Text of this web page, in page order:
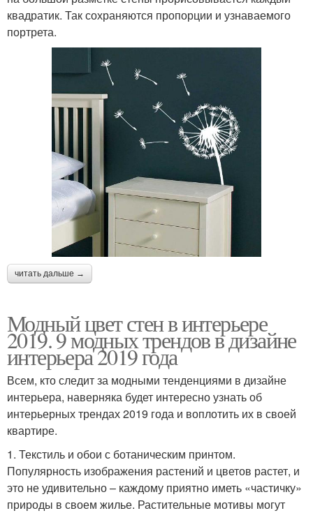
квадратик. Так сохраняются пропорции и узнаваемого
портрета.
читать дальше →
Модный цвет стен в интерьере
2019. 9 модных трендов в дизайне
интерьера 2019 года
Всем, кто следит за модными тенденциями в дизайне
интерьера, наверняка будет интересно узнать об
интерьерных трендах 2019 года и воплотить их в своей
квартире.
1. Текстиль и обои с ботаническим принтом.
Популярность изображения растений и цветов растет, и
это не удивительно – каждому приятно иметь «частичку»
природы в своем жилье. Растительные мотивы могут